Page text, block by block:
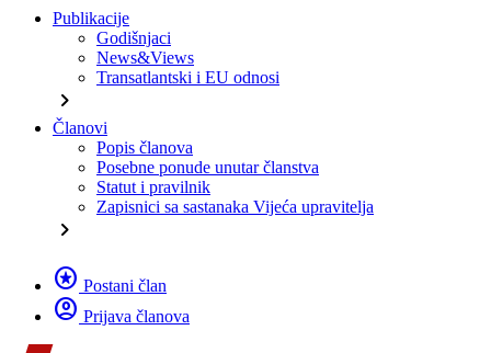
Publikacije
Godišnjaci
News&Views
Transatlantski i EU odnosi
chevron_right
Članovi
Popis članova
Posebne ponude unutar članstva
Statut i pravilnik
Zapisnici sa sastanaka Vijeća upravitelja
chevron_right
stars Postani član
account_circle Prijava članova